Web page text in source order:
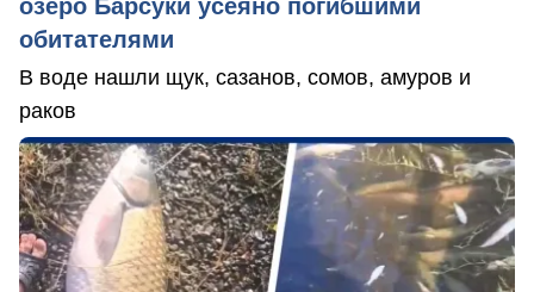
озеро Барсуки усеяно погибшими
обитателями
В воде нашли щук, сазанов, сомов, амуров и
раков